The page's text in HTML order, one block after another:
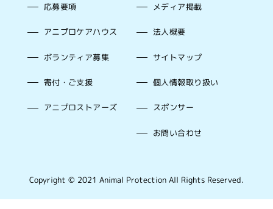
応募要項
アニプロケアハウス
ボランティア募集
寄付・ご支援
アニプロストアーズ
メディア掲載
法人概要
サイトマップ
個人情報取り扱い
スポンサー
お問い合わせ
Copyright © 2021 Animal Protection All Rights Reserved.